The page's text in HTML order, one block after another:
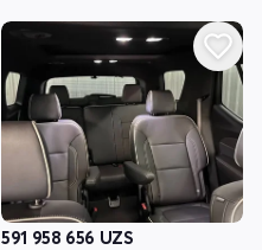
591 958 656 UZS